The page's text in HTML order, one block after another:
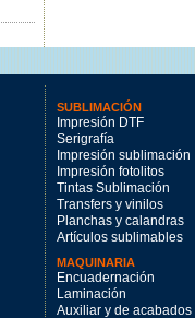
SUBLIMACIÓN
Impresión DTF
Serigrafía
Impresión sublimación
Impresión fotolitos
Tintas Sublimación
Transfers y vinilos
Planchas y calandras
Artículos sublimables
MAQUINARIA
Encuadernación
Laminación
Auxiliar y de acabados